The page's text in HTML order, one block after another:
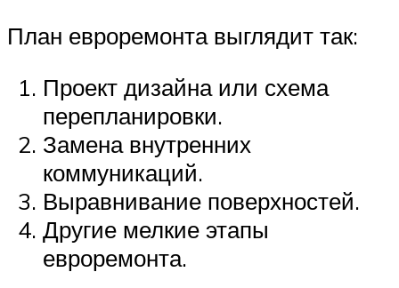
План евроремонта выглядит так:
Проект дизайна или схема
перепланировки.
Замена внутренних
коммуникаций.
Выравнивание поверхностей.
Другие мелкие этапы
евроремонта.